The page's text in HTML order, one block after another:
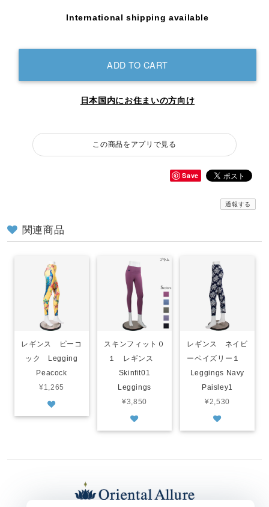
International shipping available
ADD TO CART
日本国内にお住まいの方向け
この商品をアプリで見る
Save
通報する
関連商品
レギンス ピーコ
ック Legging
Peacock
¥1,265
スキンフィット０
１ レギンス
Skinfit01
Leggings
¥3,850
レギンス ネイビ
ーペイズリー１
Leggings Navy
Paisley1
¥2,530